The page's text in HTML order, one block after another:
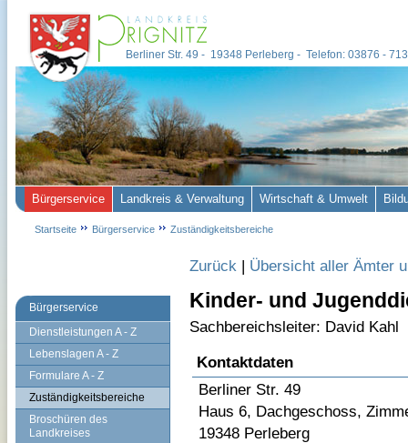
Bürgerservice
Dienstleistungen A - Z
Lebenslagen A - Z
Formulare A - Z
Zuständigkeitsbereiche
Broschüren des
Landkreises
Zurück | Übersicht aller Ämter
Kinder- und
Sachbereichsleiter: David Kahl
Kontaktdaten
Berliner Str. 49
Haus 6, Dachgeschoss,
19348 Perleberg
Berliner Str. 49 - 19348 Perleberg - Telefon: 03876 -
Bürgerservice Landkreis & Verwaltung Wirtschaft & Umwelt
Startseite Bürgerservice Zuständigkeitsbereiche